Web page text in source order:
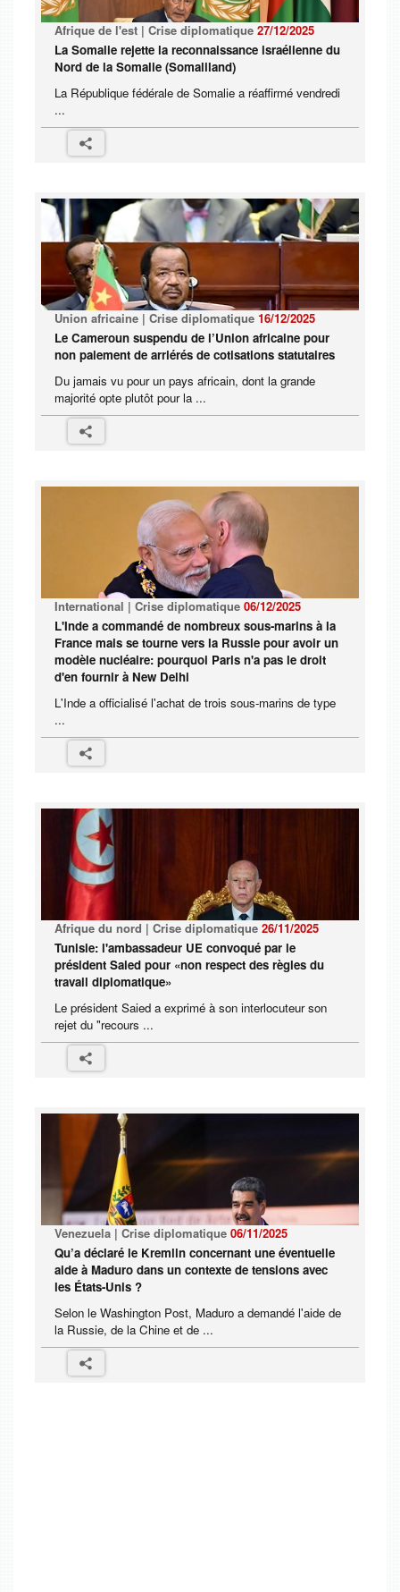
Afrique de l'est | Crise diplomatique 27/12/2025
La Somalie rejette la reconnaissance israélienne du
Nord de la Somalie (Somaliland)
La République fédérale de Somalie a réaffirmé vendredi
...
Union africaine | Crise diplomatique 16/12/2025
Le Cameroun suspendu de l’Union africaine pour
non paiement de arriérés de cotisations statutaires
Du jamais vu pour un pays africain, dont la grande
majorité opte plutôt pour la ...
International | Crise diplomatique 06/12/2025
L'Inde a commandé de nombreux sous-marins à la
France mais se tourne vers la Russie pour avoir un
modèle nucléaire: pourquoi Paris n'a pas le droit
d'en fournir à New Delhi
L'Inde a officialisé l'achat de trois sous-marins de type
...
Afrique du nord | Crise diplomatique 26/11/2025
Tunisie: l'ambassadeur UE convoqué par le
président Saied pour «non respect des règles du
travail diplomatique»
Le président Saied a exprimé à son interlocuteur son
rejet du "recours ...
Venezuela | Crise diplomatique 06/11/2025
Qu’a déclaré le Kremlin concernant une éventuelle
aide à Maduro dans un contexte de tensions avec
les États-Unis ?
Selon le Washington Post, Maduro a demandé l'aide de
la Russie, de la Chine et de ...